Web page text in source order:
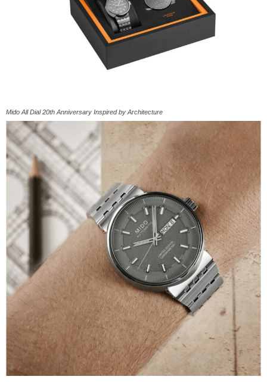
Mido All Dial 20th Anniversary Inspired by Architecture